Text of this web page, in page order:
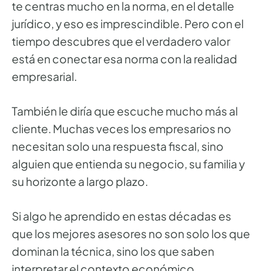
te centras mucho en la norma, en el detalle
jurídico, y eso es imprescindible. Pero con el
tiempo descubres que el verdadero valor
está en conectar esa norma con la realidad
empresarial.
También le diría que escuche mucho más al
cliente. Muchas veces los empresarios no
necesitan solo una respuesta fiscal, sino
alguien que entienda su negocio, su familia y
su horizonte a largo plazo.
Si algo he aprendido en estas décadas es
que los mejores asesores no son solo los que
dominan la técnica, sino los que saben